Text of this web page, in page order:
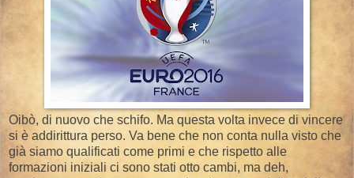
Oibò, di nuovo che schifo. Ma questa volta invece di vincere
si è addirittura perso. Va bene che non conta nulla visto che
già siamo qualificati come primi e che rispetto alle
formazioni iniziali ci sono stati otto cambi, ma deh,